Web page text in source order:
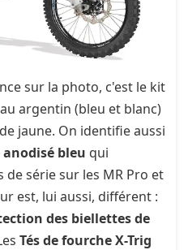
sur la photo, c'est le kit
argentin (bleu et blanc)
jaune. On identifie aussi
bleu qui
série sur les MR Pro et
est, lui aussi, différent :
des biellettes de
Tés de fourche X-Trig